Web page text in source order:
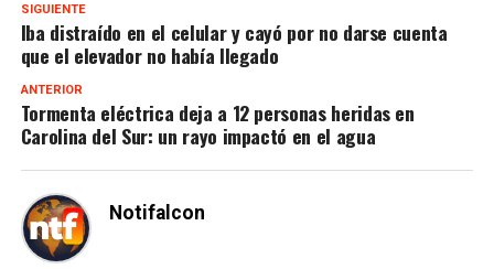
SIGUIENTE
Iba distraído en el celular y cayó por no darse cuenta
que el elevador no había llegado
ANTERIOR
Tormenta eléctrica deja a 12 personas heridas en
Carolina del Sur: un rayo impactó en el agua
Notifalcon